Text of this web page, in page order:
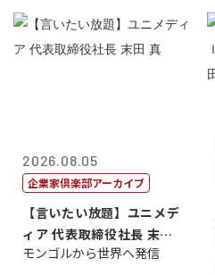
2026.08.05
企業家倶楽部アーカイブ
【言いたい放題】ユニメデ
ィア 代表取締役社長 末田
真
モンゴルから世界へ発信